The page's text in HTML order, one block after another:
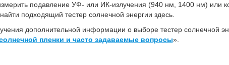
подавление УФ- или ИК-излучения (940 нм, 1400 нм) или
подходящий тестер солнечной энергии здесь.
дополнительной информации о выборе тестер солнечной
пленки и часто задаваемые вопросы».